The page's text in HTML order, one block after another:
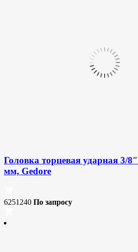
Головка торцевая ударная 3/
мм, Gedore
6251240 По запросу